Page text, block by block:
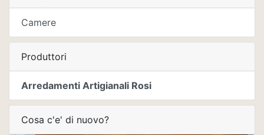
Camere
Produttori
Arredamenti Artigianali Rosi
Cosa c'e' di nuovo?